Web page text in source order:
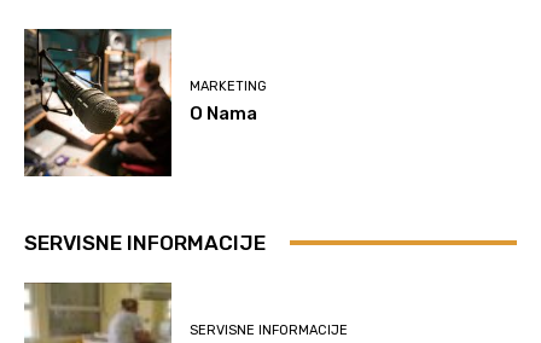
MARKETING
O Nama
SERVISNE INFORMACIJE
SERVISNE INFORMACIJE